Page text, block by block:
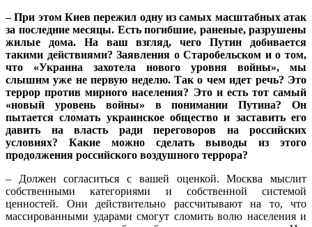
– При этом Киев пережил одну из самых масштабных атак
за последние месяцы. Есть погибшие, раненые, разрушены
жилые дома. На ваш взгляд, чего Путин добивается
такими действиями? Заявления о Старобельском и о том,
что «Украина захотела нового уровня войны», мы
слышим уже не первую неделю. Так о чем идет речь? Это
террор против мирного населения? Это и есть тот самый
«новый уровень войны» в понимании Путина? Он
пытается сломать украинское общество и заставить его
давить на власть ради переговоров на российских
условиях? Какие можно сделать выводы из этого
продолжения российского воздушного террора?
– Должен согласиться с вашей оценкой. Москва мыслит
собственными категориями и собственной системой
ценностей. Они действительно рассчитывают на то, что
массированными ударами смогут сломить волю населения и